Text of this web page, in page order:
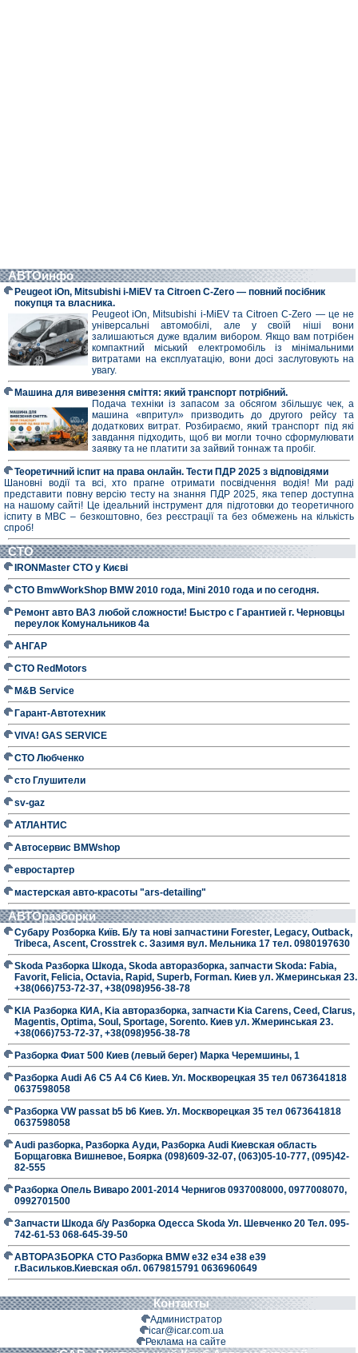
АВТОинфо
Peugeot iOn, Mitsubishi i-MiEV та Citroen C-Zero — повний посібник
покупця та власника.
Peugeot iOn, Mitsubishi i-MiEV та Citroen C-Zero — це не
універсальні автомобілі, але у своїй ніші вони
залишаються дуже вдалим вибором. Якщо вам потрібен
компактний міський електромобіль із мінімальними
витратами на експлуатацію, вони досі заслуговують на
увагу.
Машина для вивезення сміття: який транспорт потрібний.
Подача техніки із запасом за обсягом збільшує чек, а
машина «впритул» призводить до другого рейсу та
додаткових витрат. Розбираємо, який транспорт під які
завдання підходить, щоб ви могли точно сформулювати
заявку та не платити за зайвий тоннаж та пробіг.
Теоретичний іспит на права онлайн. Тести ПДР 2025 з відповідями
Шановні водії та всі, хто прагне отримати посвідчення водія! Ми раді
представити повну версію тесту на знання ПДР 2025, яка тепер доступна
на нашому сайті! Це ідеальний інструмент для підготовки до теоретичного
іспиту в МВС – безкоштовно, без реєстрації та без обмежень на кількість
спроб!
СТО
IRONMaster СТО у Києві
СТО BmwWorkShop BMW 2010 года, Mini 2010 года и по сегодня.
Ремонт авто ВАЗ любой сложности! Быстро с Гарантией г. Черновцы
переулок Комунальников 4а
АНГАР
СТО RedMotors
M&B Service
Гарант-Автотехник
VIVA! GAS SERVICE
СТО Любченко
сто Глушители
sv-gaz
АТЛАНТИС
Автосервис BMWshop
евростартер
мастерская авто-красоты "ars-detailing"
АВТОразборки
Субару Розборка Київ. Б/у та нові запчастини Forester, Legacy, Outback,
Tribeca, Ascent, Crosstrek с. Зазимя вул. Мельника 17 тел. 0980197630
Skoda Разборка Шкода, Skoda авторазборка, запчасти Skoda: Fabia,
Favorit, Felicia, Octavia, Rapid, Superb, Forman. Киев ул. Жмеринськая 23.
+38(066)753-72-37, +38(098)956-38-78
KIA Разборка КИА, Kia авторазборка, запчасти Kia Carens, Ceed, Clarus,
Magentis, Optima, Soul, Sportage, Sorento. Киев ул. Жмеринськая 23.
+38(066)753-72-37, +38(098)956-38-78
Разборка Фиат 500 Киев (левый берег) Марка Черемшины, 1
Разборка Audi A6 C5 A4 C6 Киев. Ул. Москворецкая 35 тел 0673641818
0637598058
Разборка VW passat b5 b6 Киев. Ул. Москворецкая 35 тел 0673641818
0637598058
Audi разборка, Разборка Ауди, Разборка Audi Киевская область
Борщаговка Вишневое, Боярка (098)609-32-07, (063)05-10-777, (095)42-
82-555
Разборка Опель Виваро 2001-2014 Чернигов 0937008000, 0977008070,
0992701500
Запчасти Шкода б/у Разборка Одесса Skoda Ул. Шевченко 20 Тел. 095-
742-61-53 068-645-39-50
АВТОРАЗБОРКА СТО Разборка BMW е32 е34 е38 е39
г.Васильков.Киевская обл. 0679815791 0636960649
Контакты
Администратор
icar@icar.com.ua
Реклама на сайте